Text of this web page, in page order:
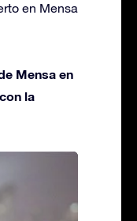
en Mensa
Mensa en
la